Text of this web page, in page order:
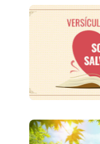
4-O que